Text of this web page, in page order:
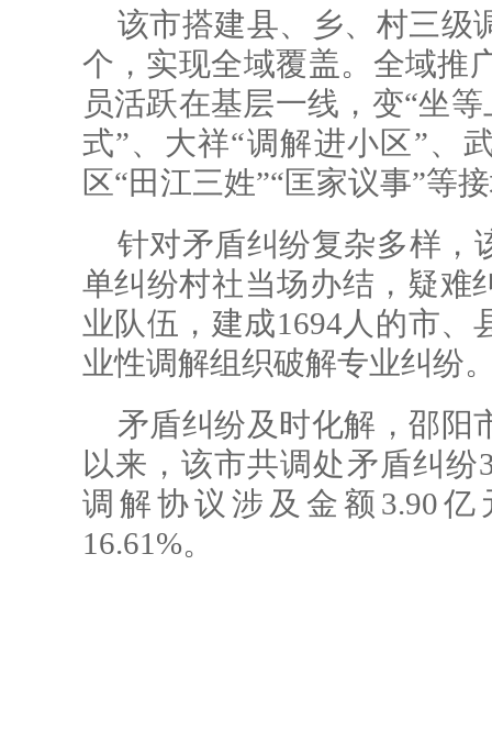
该市搭建县、乡、村三级
个，实现全域覆盖。全域推
员活跃在基层一线，变“坐
式”、大祥“调解进小区”、
区“田江三姓”“匡家议事”等
针对矛盾纠纷复杂多样，
单纠纷村社当场办结，疑难
业队伍，建成1694人的市、
业性调解组织破解专业纠纷
矛盾纠纷及时化解，邵阳
以来，该市共调处矛盾纠纷
调解协议涉及金额3.90
16.61%。